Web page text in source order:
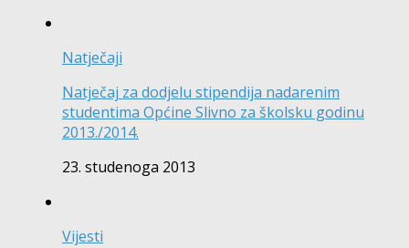
Natječaji
Natječaj za dodjelu stipendija nadarenim
studentima Općine Slivno za školsku godinu
2013./2014.
23. studenoga 2013
Vijesti